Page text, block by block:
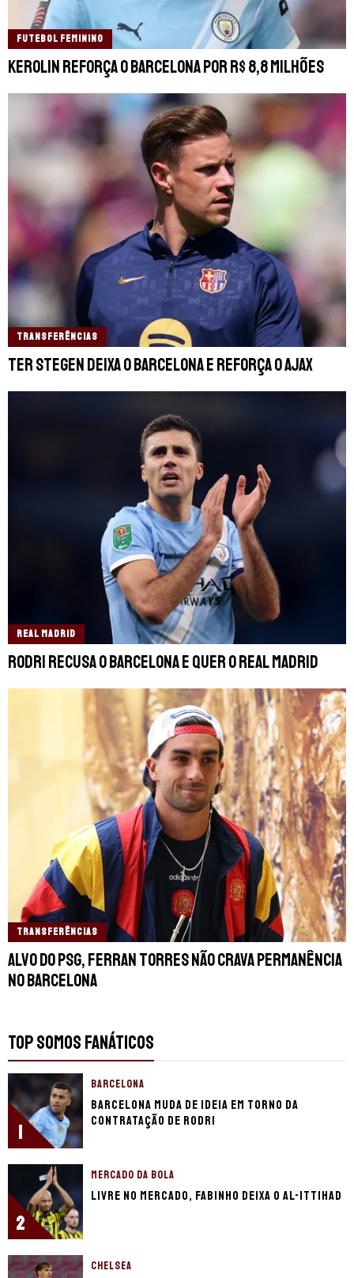
FUTEBOL FEMININO
Kerolin reforça o Barcelona por R$ 8,8 milhões
TRANSFERÊNCIAS
Ter Stegen deixa o Barcelona e reforça o Ajax
REAL MADRID
Rodri recusa o Barcelona e quer o Real Madrid
TRANSFERÊNCIAS
Alvo do PSG, Ferran Torres não crava permanência
no Barcelona
TOP SOMOS FANÁTICOS
1
BARCELONA
Barcelona muda de ideia em torno da
contratação de Rodri
2
MERCADO DA BOLA
Livre no mercado, Fabinho deixa o Al-Ittihad
CHELSEA